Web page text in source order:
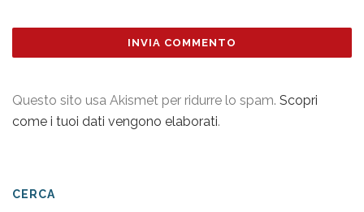
Questo sito usa Akismet per ridurre lo spam. Scopri
come i tuoi dati vengono elaborati.
CERCA